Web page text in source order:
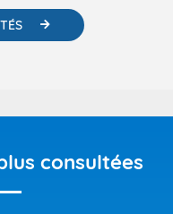
consultées